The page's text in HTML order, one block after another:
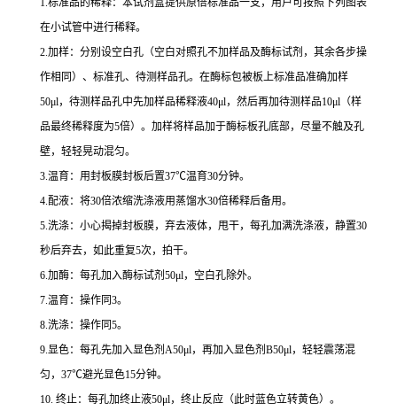
1.标准品的稀释：本试剂盒提供原倍标准品一支，用户可按照下列图表
在小试管中进行稀释。
2.加样：分别设空白孔（空白对照孔不加样品及酶标试剂，其余各步操
作相同）、标准孔、待测样品孔。在酶标包被板上标准品准确加样
50μl，待测样品孔中先加样品稀释液40μl，然后再加待测样品10μl （样
品最终稀释度为5倍）。加样将样品加于酶标板孔底部，尽量不触及孔
壁，轻轻晃动混匀。
3.温育：用封板膜封板后置37℃温育30分钟。
4.配液：将30倍浓缩洗涤液用蒸馏水30倍稀释后备用。
5.洗涤：小心揭掉封板膜，弃去液体，甩干，每孔加满洗涤液，静置30
秒后弃去，如此重复5次，拍干。
6.加酶：每孔加入酶标试剂 50μl，空白孔除外。
7.温育：操作同 3。
8.洗涤：操作同 5。
9.显色：每孔先加入显色剂 A50μl，再加入显色剂 B50μl，轻轻震荡混
匀， 37℃避光显色15分钟。
10. 终止：每孔加终止液50μl，终止反应（此时蓝色立转黄色）。